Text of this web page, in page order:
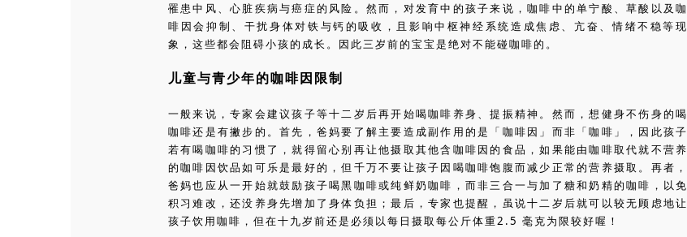
罹患中风、心脏疾病与癌症的风险。然而，对发育中的孩子来说，咖啡中的单宁酸、草酸以及咖
啡因会抑制、干扰身体对铁与钙的吸收，且影响中枢神经系统造成焦虑、亢奋、情绪不稳等现
象，这些都会阻碍小孩的成长。因此三岁前的宝宝是绝对不能碰咖啡的。
儿童与青少年的咖啡因限制
一般来说，专家会建议孩子等十二岁后再开始喝咖啡养身、提振精神。然而，想健身不伤身的喝
咖啡还是有撇步的。首先，爸妈要了解主要造成副作用的是「咖啡因」而非「咖啡」，因此孩子
若有喝咖啡的习惯了，就得留心别再让他摄取其他含咖啡因的食品，如果能由咖啡取代就不营养
的咖啡因饮品如可乐是最好的，但千万不要让孩子因喝咖啡饱腹而减少正常的营养摄取。再者，
爸妈也应从一开始就鼓励孩子喝黑咖啡或纯鲜奶咖啡，而非三合一与加了糖和奶精的咖啡，以免
积习难改，还没养身先增加了身体负担；最后，专家也提醒，虽说十二岁后就可以较无顾虑地让
孩子饮用咖啡，但在十九岁前还是必须以每日摄取每公斤体重2.5 毫克为限较好喔！